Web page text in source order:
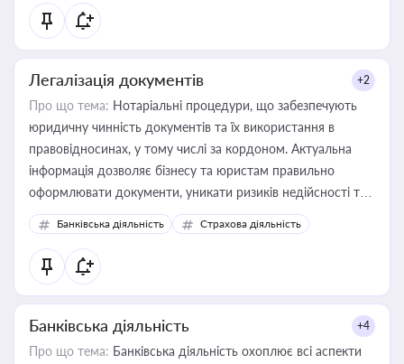
статусу суб'єктів оціночної діяльності
Легалізація документів +2
Про що тема: Нотаріальні процедури, що забезпечують
юридичну чинність документів та їх використання в
правовідносинах, у тому числі за кордоном. Актуальна
інформація дозволяє бізнесу та юристам правильно
оформлювати документи, уникати ризиків недійсності та
забезпечувати їх належне прийняття органами влади та
контрагентами
Банківська діяльність Страхова діяльність
Банківська діяльність +4
Про що тема: Банківська діяльність охоплює всі аспекти